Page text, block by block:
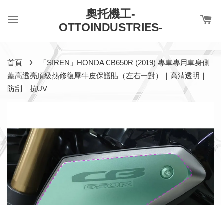
奧托機工-
OTTOINDUSTRIES-
首頁 ›
「SIREN」HONDA CB650R (2019) 專車專用車身側
蓋高透亮頂級熱修復犀牛皮保護貼（左右一對）｜高清透明｜
防刮｜抗UV